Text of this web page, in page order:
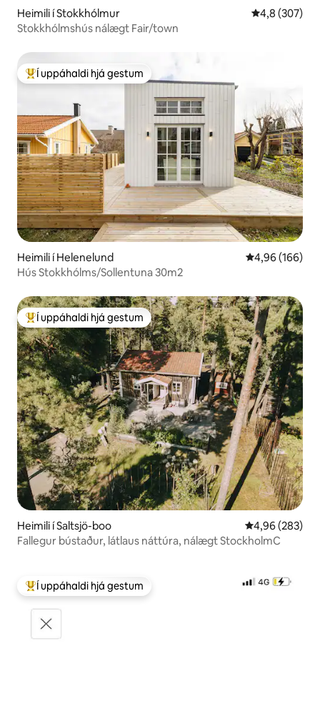
Heimili í Stokkhólmur 4,8 af 5 í
4,8 (307)
Stokkhólmshús nálægt Fair/town
Í mestu uppáhaldi hjá gestum
Í uppáhaldi hjá gestum
Heimili í Helenelund 4,96 af 5 í
4,96 (166)
Hús Stokkhólms/Sollentuna 30m2
Í mestu uppáhaldi hjá gestum
Í uppáhaldi hjá gestum
Heimili í Saltsjö-boo 4,96 af 5 í
4,96 (283)
Fallegur bústaður, látlaus náttúra, nálægt StockholmC
Í mestu uppáhaldi hjá gestum
Í uppáhaldi hjá gestum